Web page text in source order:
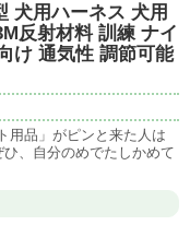
犬用ハーネス 犬用
反射材料 訓練 ナイ
け 通気性 調節可能
用品」がピンと来た人は
、自分のめでたしかめて